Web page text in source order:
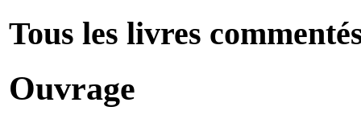
Tous les livres
Ouvrage